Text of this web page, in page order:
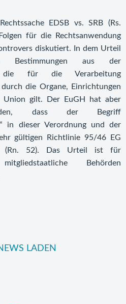
EDSB vs. SRB (Rs.
für die Rechtsanwendung
diskutiert. In dem Urteil
aus der
für die Verarbeitung
die Organe, Einrichtungen
Union gilt. Der EuGH hat aber
dass der Begriff
in dieser Verordnung und der
gültigen Richtlinie 95/46 EG
(Rn. 52). Das Urteil ist für
Behörden
LADEN